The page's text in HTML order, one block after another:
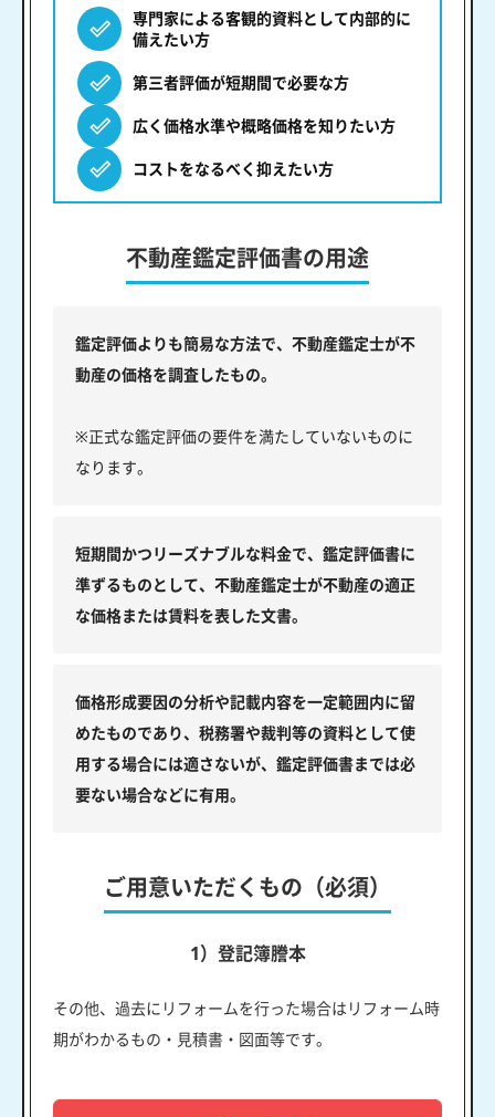
専門家による客観的資料として内部的に
備えたい方
第三者評価が短期間で必要な方
広く価格水準や概略価格を知りたい方
コストをなるべく抑えたい方
不動産鑑定評価書の用途
鑑定評価よりも簡易な方法で、不動産鑑定士が不
動産の価格を調査したもの。
※正式な鑑定評価の要件を満たしていないものに
なります。
短期間かつリーズナブルな料金で、鑑定評価書に
準ずるものとして、不動産鑑定士が不動産の適正
な価格または賃料を表した文書。
価格形成要因の分析や記載内容を一定範囲内に留
めたものであり、税務署や裁判等の資料として使
用する場合には適さないが、鑑定評価書までは必
要ない場合などに有用。
ご用意いただくもの（必須）
1）登記簿謄本
その他、過去にリフォームを行った場合はリフォーム時
期がわかるもの・見積書・図面等です。